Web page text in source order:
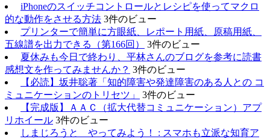
iPhoneのスイッチコントロールとレシピを使ってマクロ
的な動作をさせる方法 3件のビュー
プリンターで簡単に方眼紙、レポート用紙、原稿用紙、
五線譜を出力できる（第166回）
3件のビュー
夏休みも今日で終わり、平林さんのブログを参考に読書
感想文を作ってみませんか？ 3件のビュー
【必読】坂井聡著「知的障害や発達障害のある人との コ
ミュニケーションのトリセツ」
3件のビュー
【完成版】ＡＡＣ（拡大代替コミュニケーション）アプ
リホイール 3件のビュー
しまじろうと やってみよう！ : スマホも立派な知育ア